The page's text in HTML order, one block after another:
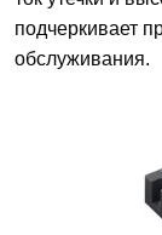
подчеркивает
обслуживания.